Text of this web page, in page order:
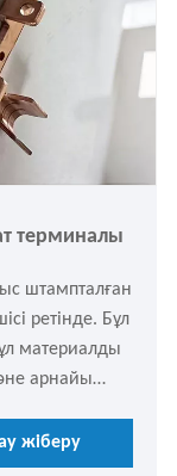
терминалы
штампталған
ретінде. Бұл
материалды
арнайы
жоғары
тырысады.
жіберу